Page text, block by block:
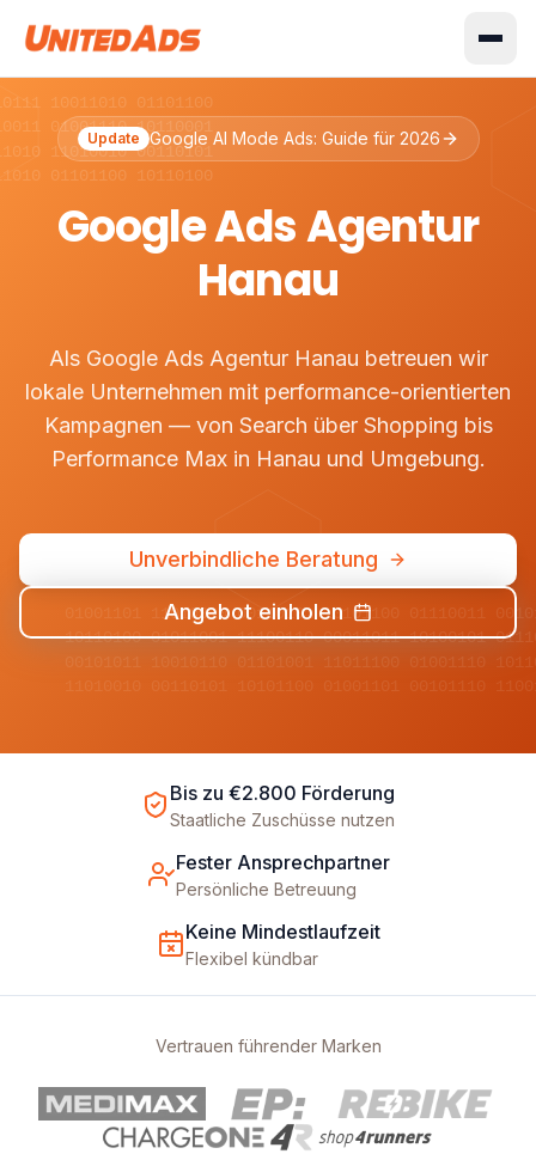
10011010 01101100
01001110 10110001
11010010 00110101
01101100 10110100
01001101 11010010 00110101 10101100 01110011
10110100 01011001 11100110 00011011 10100101
00101011 10010110 01101001 11011100 01001110
Update Google AI Mode Ads: Guide für 2026
Google Ads Agentur
Hanau
Als Google Ads Agentur Hanau betreuen wir
lokale Unternehmen mit performance-orientierten
Kampagnen — von Search über Shopping bis
Performance Max in Hanau und Umgebung.
Unverbindliche Beratung
Angebot einholen
Bis zu €2.800 Förderung
Staatliche Zuschüsse nutzen
Fester Ansprechpartner
Persönliche Betreuung
Keine Mindestlaufzeit
Flexibel kündbar
Vertrauen führender Marken